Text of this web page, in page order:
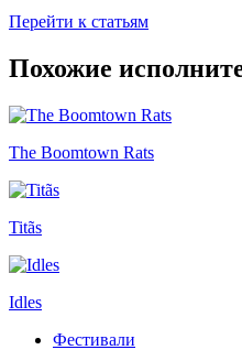
Перейти к статьям
Похожие
The Boomtown Rats
Titãs
Idles
Фестивали